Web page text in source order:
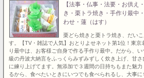
【法事・仏事・法要・お供え
き・栗トラ焼き・手作り最中
わせ・蓮（はす）
栗どら焼きと栗トラ焼き、だい
す。【TV・雑誌で人気】おとりよせネット第1位！東京
り最中は、お客様ご自身で作る手作り最中。だから、
級の丹波大納言をふっくらみずみずしく炊き上げ、甘
に練り上げてます。無添加で３週間の日持ちもまた魅
るから、食べたいときにいつでも食べられるし、大事に